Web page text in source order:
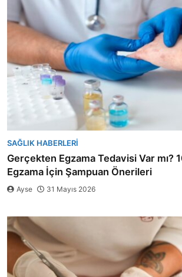
SAĞLIK HABERLERI
Gerçekten Egzama Tedavisi Var mı?
Egzama İçin Şampuan Önerileri
Ayse 31 Mayıs 2026